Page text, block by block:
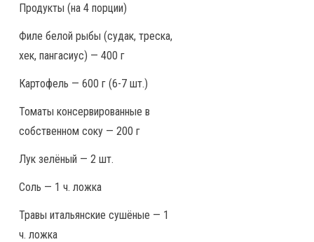
Продукты (на 4 порции)
Филе белой рыбы (судак, треска,
хек, пангасиус) — 400 г
Картофель — 600 г (6-7 шт.)
Томаты консервированные в
собственном соку — 200 г
Лук зелёный — 2 шт.
Соль — 1 ч. ложка
Травы итальянские сушёные — 1
ч. ложка